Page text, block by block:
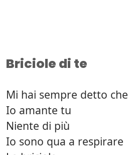
Briciole di te
Mi hai sempre detto che
Io amante tu
Niente di più
Io sono qua a respirare